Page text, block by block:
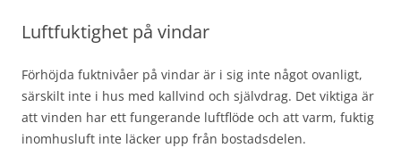
Luftfuktighet på vindar
Förhöjda fuktnivåer på vindar är i sig inte något ovanligt,
särskilt inte i hus med kallvind och självdrag. Det viktiga är
att vinden har ett fungerande luftflöde och att varm, fuktig
inomhusluft inte läcker upp från bostadsdelen.